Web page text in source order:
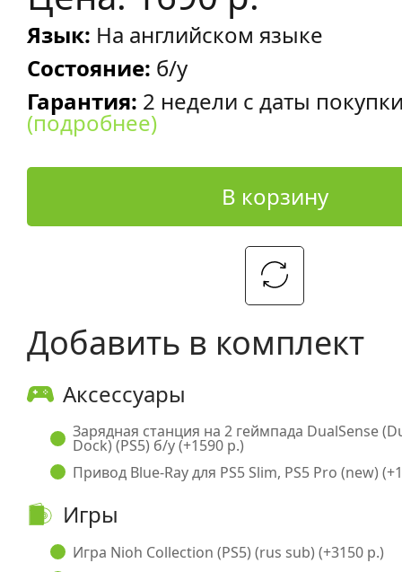
Язык: На английском языке
Состояние: б/у
Гарантия: 2 недели с даты
(подробнее)
В корзину
Добавить в комплект
Аксессуары
Зарядная станция на 2 геймпада DualSense
Dock) (PS5) б/у (+1590 р.)
Привод Blue-Ray для PS5 Slim, PS5 Pro (new)
Игры
Игра Nioh Collection (PS5) (rus sub) (+3150 р.)